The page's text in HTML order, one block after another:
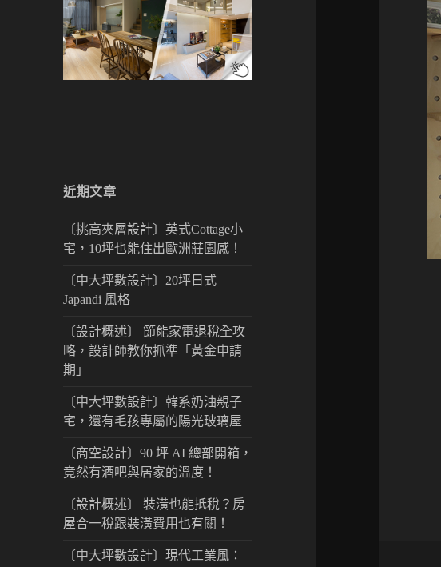
近期文章
〔挑高夾層設計〕英式Cottage小
宅，10坪也能住出歐洲莊園感！
〔中大坪數設計〕20坪日式
Japandi 風格
〔設計概述〕 節能家電退稅全攻
略，設計師教你抓準「黃金申請
期」
〔中大坪數設計〕韓系奶油親子
宅，還有毛孩專屬的陽光玻璃屋
〔商空設計〕90 坪 AI 總部開箱，
竟然有酒吧與居家的溫度！
〔設計概述〕 裝潢也能抵稅？房
屋合一稅跟裝潢費用也有關！
〔中大坪數設計〕現代工業風：